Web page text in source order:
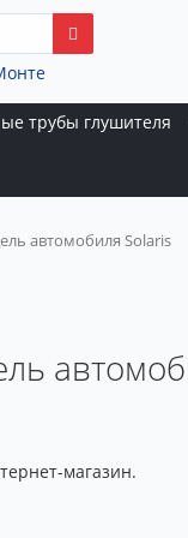
трубы глушителя
автомобиля Solaris
магазин.